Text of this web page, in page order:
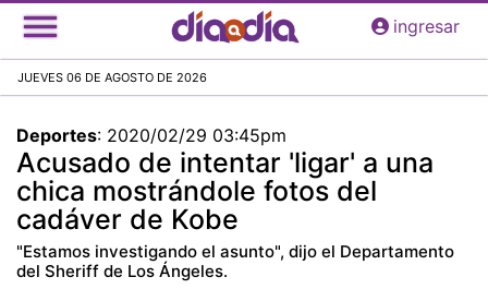
Pasar
al
principal
ingresar
JUEVES 06 DE AGOSTO DE 2026
Deportes: 2020/02/29 03:45pm
Acusado de intentar 'ligar' a una
chica mostrándole fotos del
cadáver de Kobe
"Estamos investigando el asunto", dijo el Departamento
del Sheriff de Los Ángeles.